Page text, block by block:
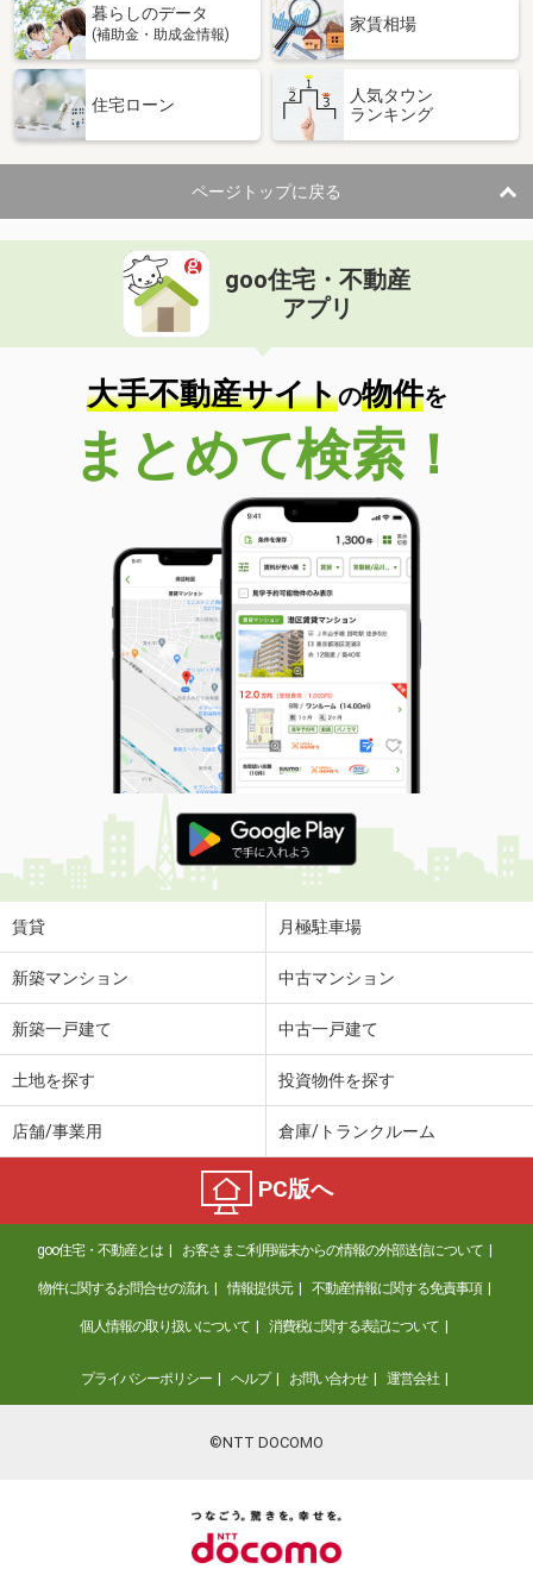
暮らしのデータ
(補助金・助成金情報)
家賃相場
住宅ローン
人気タウン
ランキング
ページトップに戻る
goo住宅・不動産
アプリ
大手不動産サイトの物件を
まとめて検索！
賃貸 月極駐車場
新築マンション 中古マンション
新築一戸建て 中古一戸建て
土地を探す 投資物件を探す
店舗/事業用 倉庫/トランクルーム
PC版へ
goo住宅・不動産とは お客さまご利用端末からの情報の外部送信について
物件に関するお問合せの流れ 情報提供元 不動産情報に関する免責事項
個人情報の取り扱いについて 消費税に関する表記について
プライバシーポリシー ヘルプ お問い合わせ 運営会社
©NTT DOCOMO